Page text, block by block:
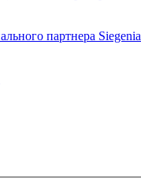
партнера Siegenia